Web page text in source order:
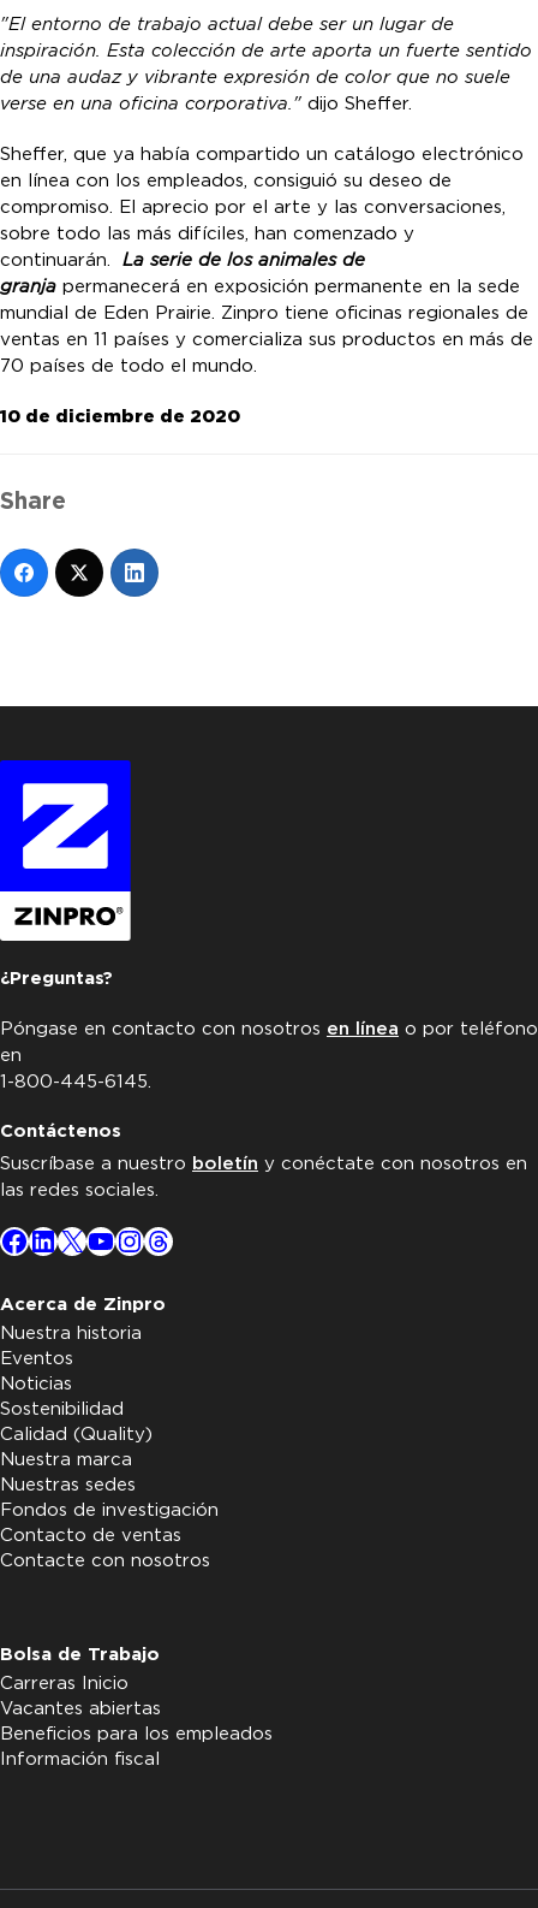
"El entorno de trabajo actual debe ser un lugar de
inspiración. Esta colección de arte aporta un fuerte sentido
de una audaz y vibrante expresión de color que no suele
verse en una oficina corporativa." dijo Sheffer.
Sheffer, que ya había compartido un catálogo electrónico
en línea con los empleados, consiguió su deseo de
compromiso. El aprecio por el arte y las conversaciones,
sobre todo las más difíciles, han comenzado y
continuarán. La serie de los animales de
granja permanecerá en exposición permanente en la sede
mundial de Eden Prairie. Zinpro tiene oficinas regionales de
ventas en 11 países y comercializa sus productos en más de
70 países de todo el mundo.
10 de diciembre de 2020
Share
¿Preguntas?
Póngase en contacto con nosotros en línea o por teléfono
en
1-800-445-6145.
Contáctenos
Suscríbase a nuestro boletín y conéctate con nosotros en
las redes sociales.
Facebook
LinkedIn
X YouTube
Instagram
Threads
Acerca de Zinpro
Nuestra historia
Eventos
Noticias
Sostenibilidad
Calidad (Quality)
Nuestra marca
Nuestras sedes
Fondos de investigación
Contacto de ventas
Contacte con nosotros
Bolsa de Trabajo
Carreras Inicio
Vacantes abiertas
Beneficios para los empleados
Información fiscal